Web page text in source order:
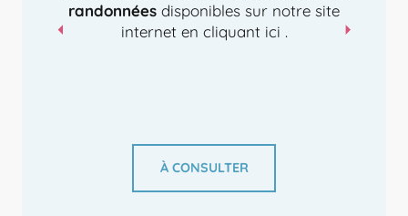
randonnées disponibles sur notre site
internet en cliquant ici .
À CONSULTER